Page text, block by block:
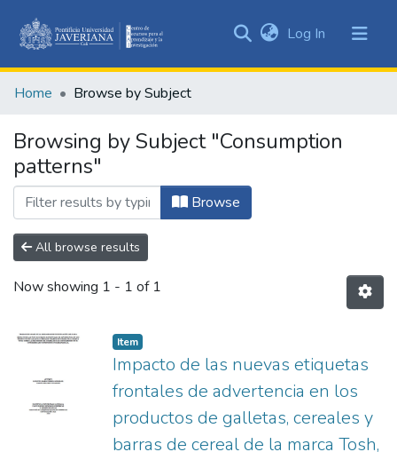
&
All of DSpace
Log In (current)
Home Browse by Subject
Browsing by Subject "Consumption
patterns"
Browse
All browse results
Now showing 1 - 1 of 1
Item
Impacto de las nuevas etiquetas
frontales de advertencia en los
productos de galletas, cereales y
barras de cereal de la marca Tosh,